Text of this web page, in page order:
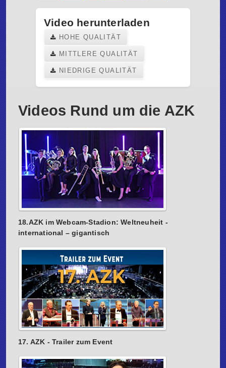
Video herunterladen
HOHE QUALITÄT
MITTLERE QUALITÄT
NIEDRIGE QUALITÄT
Videos Rund um die AZK
18.AZK im Webcam-Stadion: Weltneuheit -
international – gigantisch
17. AZK - Trailer zum Event